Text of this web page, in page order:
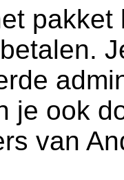
je ook
van